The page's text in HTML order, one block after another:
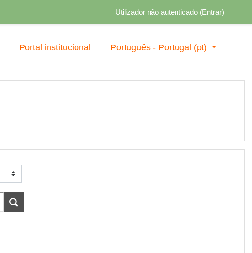
Utilizador não autenticado (Entrar)
Portal institucional Português - Portugal ‎(pt)‎